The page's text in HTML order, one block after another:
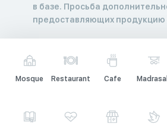
в базе. Просьба
предоставляющих продукцию
Mosque Restaurant Cafe